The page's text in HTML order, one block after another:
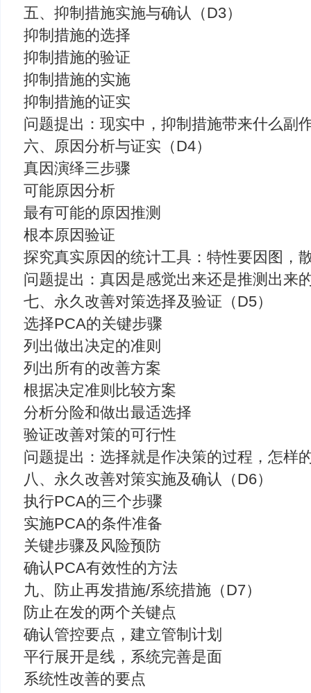
五、抑制措施实施与确认（D3）
抑制措施的选择
抑制措施的验证
抑制措施的实施
抑制措施的证实
问题提出：现实中，抑制措施带来什么副
六、原因分析与证实（D4）
真因演绎三步骤
可能原因分析
最有可能的原因推测
根本原因验证
探究真实原因的统计工具：特性要因图，
问题提出：真因是感觉出来还是推测出来
七、永久改善对策选择及验证（D5）
选择PCA的关键步骤
列出做出决定的准则
列出所有的改善方案
根据决定准则比较方案
分析分险和做出最适选择
验证改善对策的可行性
问题提出：选择就是作决策的过程，怎样
八、永久改善对策实施及确认（D6）
执行PCA的三个步骤
实施PCA的条件准备
关键步骤及风险预防
确认PCA有效性的方法
九、防止再发措施/系统措施（D7）
防止在发的两个关键点
确认管控要点，建立管制计划
平行展开是线，系统完善是面
系统性改善的要点